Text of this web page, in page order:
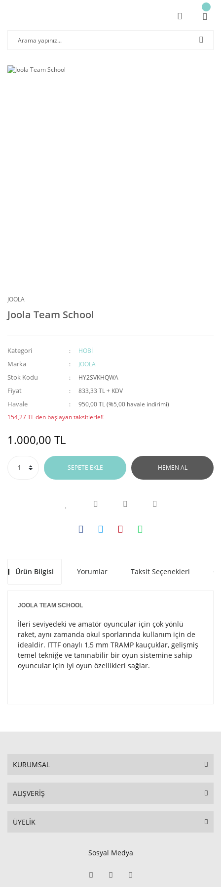
JOOLA
Joola Team School
Kategori HOBİ
Marka JOOLA
Stok Kodu HY2SVKHQWA
Fiyat 833,33 TL + KDV
Havale
950,00 TL (%5,00 havale indirimi)
154,27 TL den başlayan taksitlerle!!
1.000,00 TL
SEPETE EKLE HEMEN AL
Ürün Bilgisi Yorumlar Taksit Seçenekleri
JOOLA TEAM SCHOOL
İleri seviyedeki ve amatör oyuncular için çok yönlü
raket, aynı zamanda okul sporlarında kullanım için de
idealdir. ITTF onaylı 1,5 mm TRAMP kauçuklar, gelişmiş
temel tekniğe ve tanınabilir bir oyun sistemine sahip
oyuncular için iyi oyun özellikleri sağlar.
KURUMSAL
ALIŞVERİŞ
ÜYELİK
Sosyal Medya